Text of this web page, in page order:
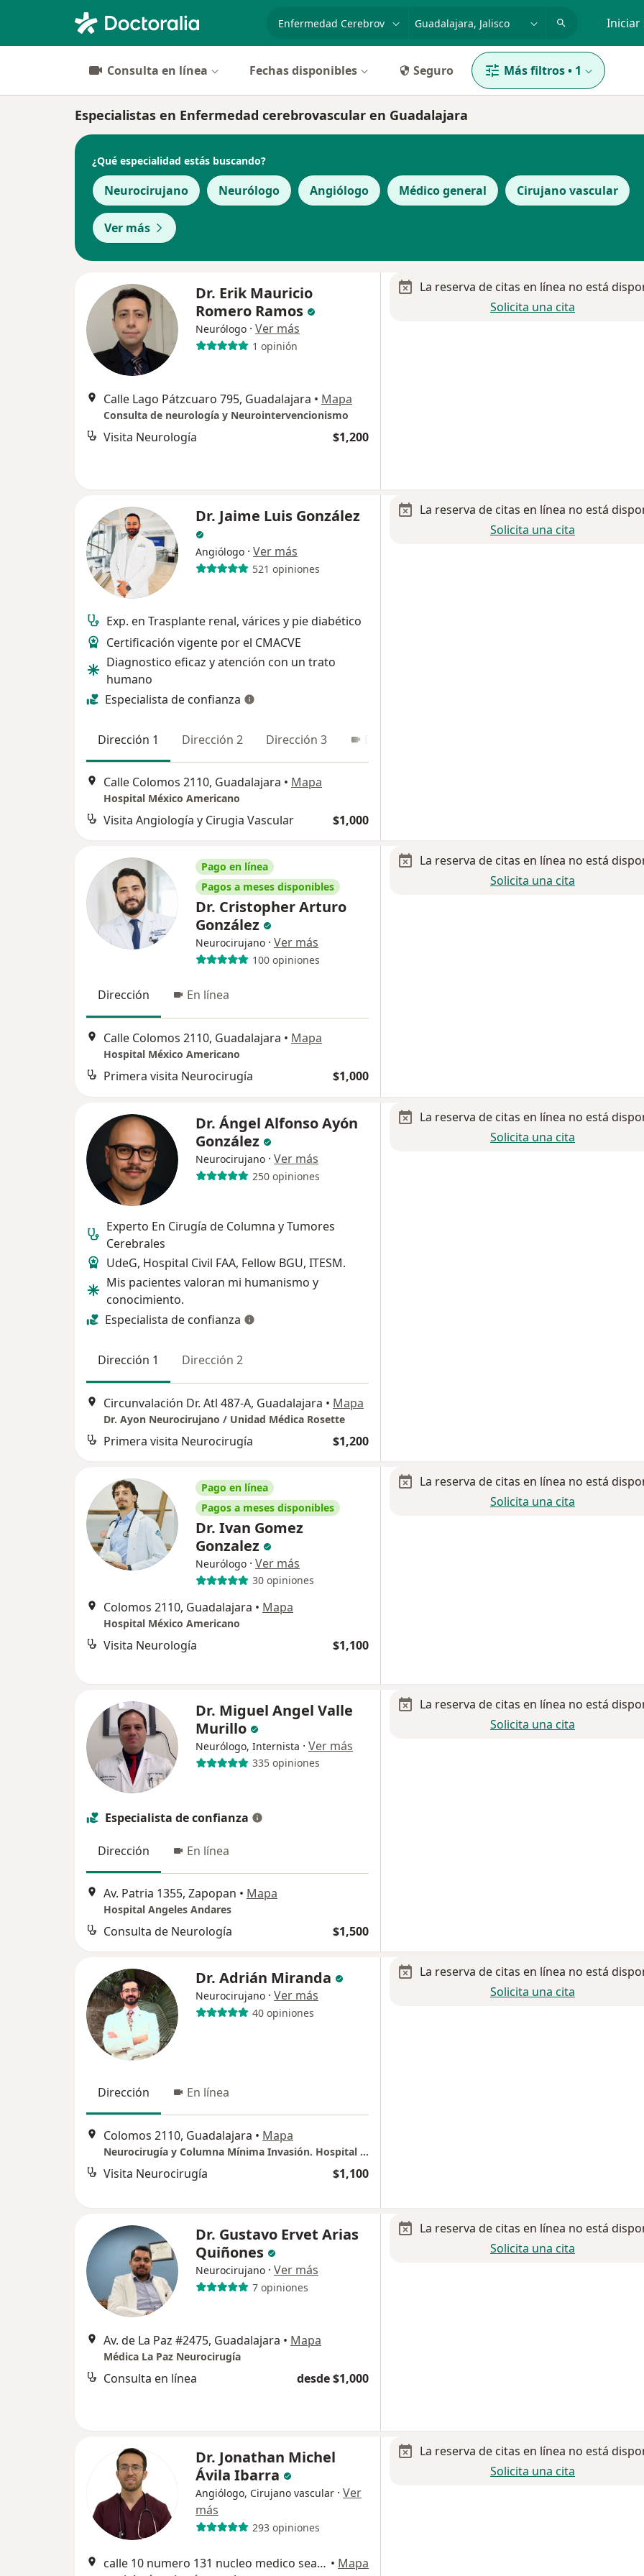
Iniciar
Consulta en línea Fechas disponibles Seguro Más filtros• 1
Especialistas en Enfermedad cerebrovascular en Guadalajara
¿Qué especialidad estás buscando?
Neurocirujano Neurólogo Angiólogo Médico general Cirujano vascular
Ver más
Dr. Erik Mauricio
Romero Ramos
Neurólogo · Ver más
1 opinión
Calle Lago Pátzcuaro 795, Guadalajara • Mapa
Consulta de neurología y Neurointervencionismo
Visita Neurología $1,200
La reserva de citas en línea no está
Solicita una cita
Dr. Jaime Luis González
Angiólogo · Ver más
521 opiniones
Exp. en Trasplante renal, várices y pie diabético
Certificación vigente por el CMACVE
Diagnostico eficaz y atención con un trato
humano
Especialista de confianza
Dirección 1 Dirección 2 Dirección 3
Calle Colomos 2110, Guadalajara • Mapa
Hospital México Americano
Visita Angiología y Cirugia Vascular $1,000
La reserva de citas en línea no está
Solicita una cita
Pago en línea
Pagos a meses disponibles
Dr. Cristopher Arturo
González
Neurocirujano · Ver más
100 opiniones
Dirección En línea
Calle Colomos 2110, Guadalajara • Mapa
Hospital México Americano
Primera visita Neurocirugía $1,000
La reserva de citas en línea no está
Solicita una cita
Dr. Ángel Alfonso Ayón
González
Neurocirujano · Ver más
250 opiniones
Experto En Cirugía de Columna y Tumores
Cerebrales
UdeG, Hospital Civil FAA, Fellow BGU, ITESM.
Mis pacientes valoran mi humanismo y
conocimiento.
Especialista de confianza
Dirección 1 Dirección 2
Circunvalación Dr. Atl 487-A, Guadalajara • Mapa
Dr. Ayon Neurocirujano / Unidad Médica Rosette
Primera visita Neurocirugía $1,200
La reserva de citas en línea no está
Solicita una cita
Pago en línea
Pagos a meses disponibles
Dr. Ivan Gomez
Gonzalez
Neurólogo · Ver más
30 opiniones
Colomos 2110, Guadalajara • Mapa
Hospital México Americano
Visita Neurología $1,100
La reserva de citas en línea no está
Solicita una cita
Dr. Miguel Angel Valle
Murillo
Neurólogo, Internista · Ver más
335 opiniones
Especialista de confianza
Dirección En línea
Av. Patria 1355, Zapopan • Mapa
Hospital Angeles Andares
Consulta de Neurología $1,500
La reserva de citas en línea no está
Solicita una cita
Dr. Adrián Miranda
Neurocirujano · Ver más
40 opiniones
Dirección En línea
Colomos 2110, Guadalajara • Mapa
Neurocirugía y Columna Mínima Invasión. Hospital México Americano. Piso 2, Consultorio 201.
Visita Neurocirugía $1,100
La reserva de citas en línea no está
Solicita una cita
Dr. Gustavo Ervet Arias
Quiñones
Neurocirujano · Ver más
7 opiniones
Av. de La Paz #2475, Guadalajara • Mapa
Médica La Paz Neurocirugía
Consulta en línea desde $1,000
La reserva de citas en línea no está
Solicita una cita
Dr. Jonathan Michel
Ávila Ibarra
Angiólogo, Cirujano vascular · Ver
más
293 opiniones
calle 10 numero 131 nucleo medico seattle, Guadalajara • Mapa
La reserva de citas en línea no está
Solicita una cita